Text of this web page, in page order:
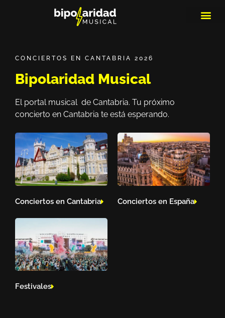
CONCIERTOS EN CANTABRIA 2026
Bipolaridad Musical
El portal musical de Cantabria. Tu próximo
concierto en Cantabria te está esperando.
Conciertos en Cantabria Conciertos en España
Festivales